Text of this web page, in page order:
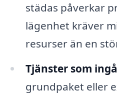
städas påverkar
lägenhet kräver
resurser än en
Tjänster som
grundpaket eller